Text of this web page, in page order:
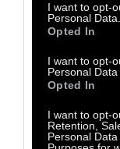
I want to opt-
Personal Data.
Opted In
I want to opt-
Personal Data
Opted In
I want to opt-
Retention,
Personal
Η ΥΠΟΘΕΣΗ: